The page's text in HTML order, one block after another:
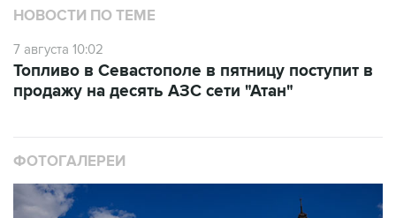
НОВОСТИ ПО ТЕМЕ
7 августа 10:02
Топливо в Севастополе в пятницу поступит в
продажу на десять АЗС сети "Атан"
ФОТОГАЛЕРЕИ